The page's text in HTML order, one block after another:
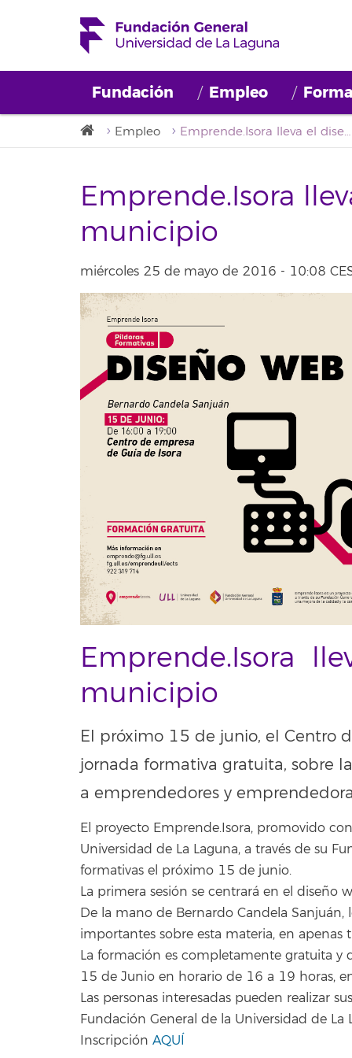
Fundación Empleo
Empleo Emprende.Isora lleva el diseño web al municipio
Emprende.Isora
municipio
miércoles 25 de mayo de 2016 - 10:08
Emprende.Isora
municipio
El próximo 15 de junio, el Centro
jornada formativa gratuita, sobre
a emprendedores y
El proyecto Emprende.Isora, promovido
Universidad de La Laguna, a través de su
formativas el próximo 15 de junio.
La primera sesión se centrará en el diseño
De la mano de Bernardo Candela Sanjuán,
importantes sobre esta materia, en apenas
La formación es completamente gratuita y
15 de Junio en horario de 16 a 19 horas,
Las personas interesadas pueden realizar
Fundación General de la Universidad de La
Inscripción AQUÍ